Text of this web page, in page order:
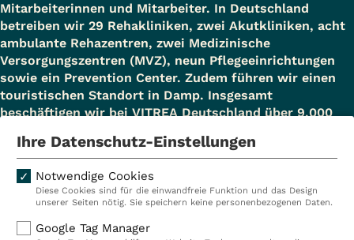
Mitarbeiterinnen und Mitarbeiter. In Deutschland
betreiben wir 29 Rehakliniken, zwei Akutkliniken, acht
ambulante Rehazentren, zwei Medizinische
Versorgungszentren (MVZ), neun Pflegeeinrichtungen
sowie ein Prevention Center. Zudem führen wir einen
touristischen Standort in Damp. Insgesamt
beschäftigen wir bei VITREA Deutschland über 9.000
Kliniken
Ambulant
Reha
Ihre Datenschutz-Einstellungen
Notwendige Cookies
Diese Cookies sind für die einwandfreie Funktion und das Design
unserer Seiten nötig. Sie speichern keine personenbezogenen Daten.
Google Tag Manager